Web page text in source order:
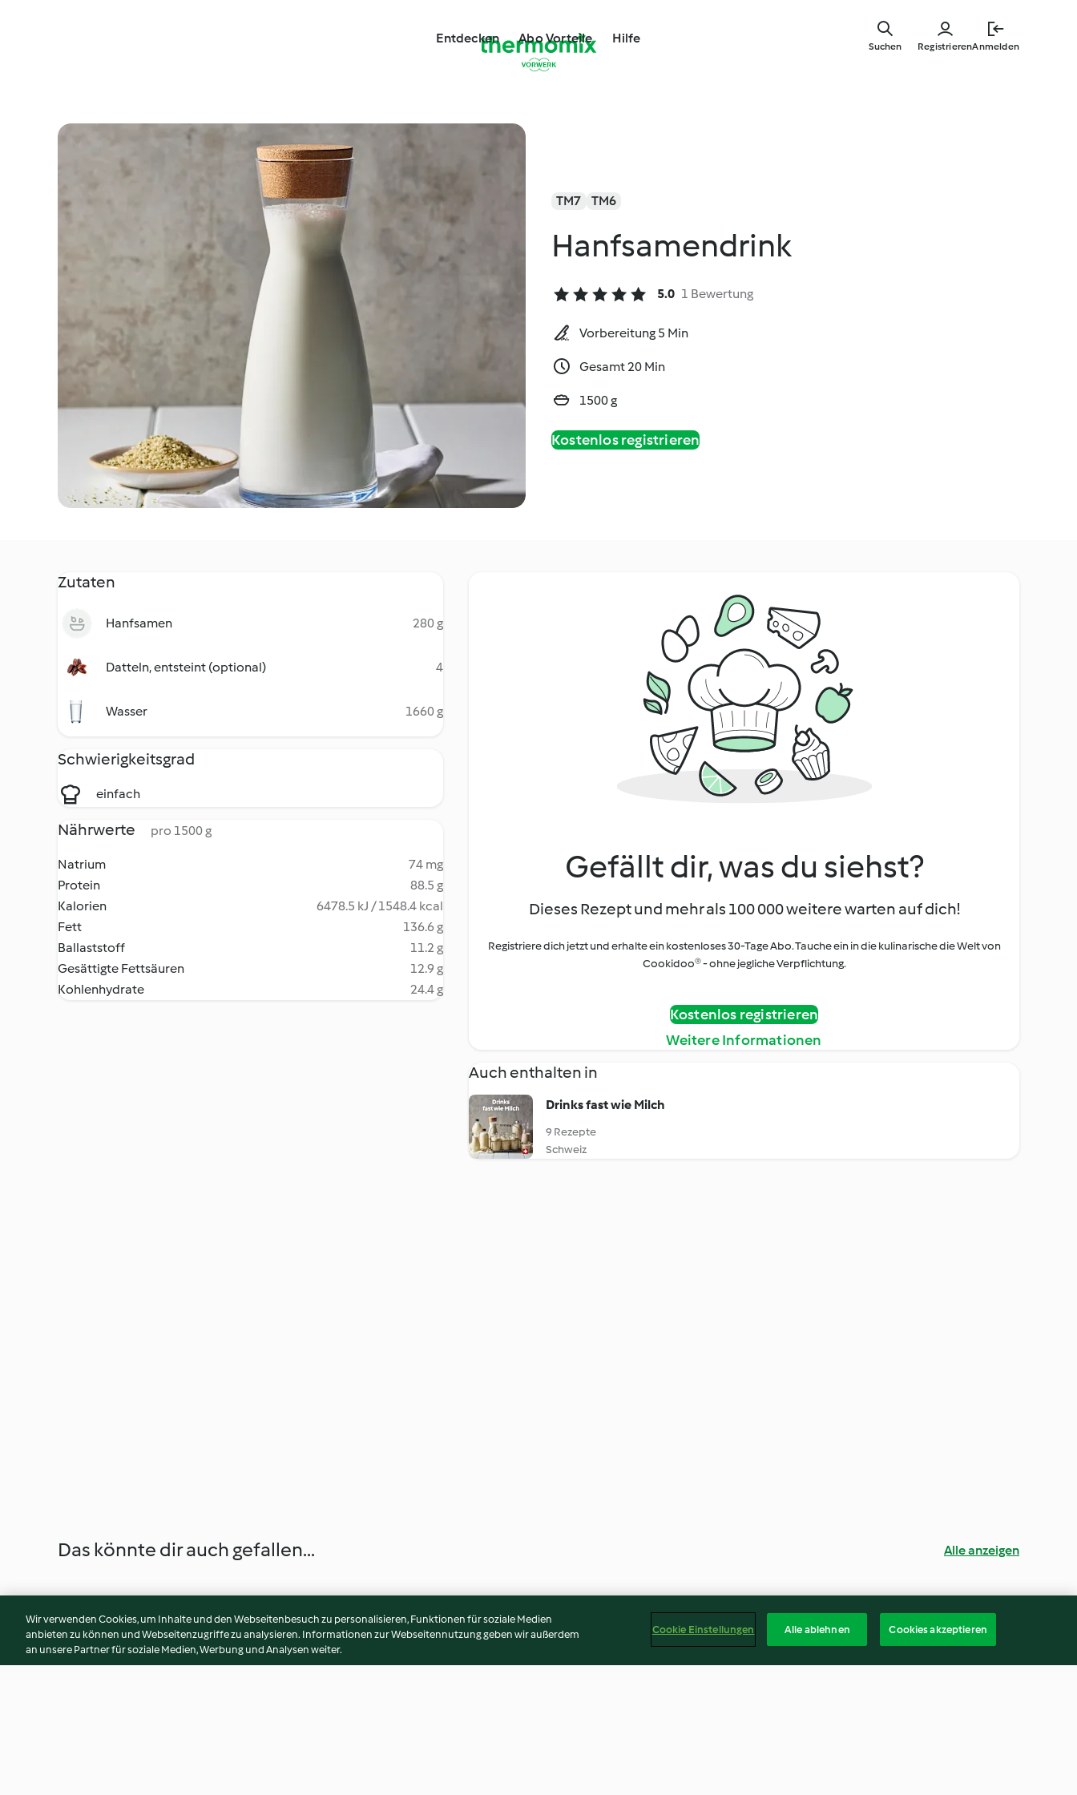
springen
Entdecken Abo Vorteile Hilfe
RegistrierenAnmelden
Suchen
TM7 TM6
Hanfsamendrink
5.0 1 Bewertung
Vorbereitung 5 Min
Gesamt 20 Min
1500 g
Kostenlos registrieren
Zutaten
Hanfsamen 280 g
Datteln, entsteint (optional) 4
Wasser 1660 g
Schwierigkeitsgrad
einfach
Nährwerte pro 1500 g
Natrium
74 mg
Protein
88.5 g
Kalorien
6478.5 kJ / 1548.4 kcal
Fett
136.6 g
Ballaststoff
11.2 g
Gesättigte Fettsäuren
12.9 g
Kohlenhydrate
24.4 g
Gefällt dir, was du siehst?
Dieses Rezept und mehr als 100 000 weitere warten auf dich!
Registriere dich jetzt und erhalte ein kostenloses 30-Tage Abo. Tauche ein in die kulinarische die Welt von
Cookidoo® - ohne jegliche Verpflichtung.
Kostenlos registrieren
Weitere Informationen
Auch enthalten in
Drinks fast wie Milch
9 Rezepte
Schweiz
Das könnte dir auch gefallen... Alle anzeigen
Wir verwenden Cookies, um Inhalte und den Webseitenbesuch zu personalisieren, Funktionen für soziale Medien
anbieten zu können und Webseitenzugriffe zu analysieren. Informationen zur Webseitennutzung geben wir außerdem
an unsere Partner für soziale Medien, Werbung und Analysen weiter.
Cookie Einstellungen Alle ablehnen Cookies akzeptieren